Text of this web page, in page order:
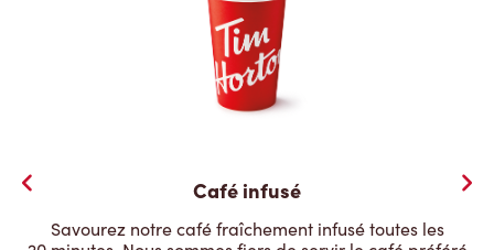
Café infusé
Savourez notre café fraîchement infusé toutes les